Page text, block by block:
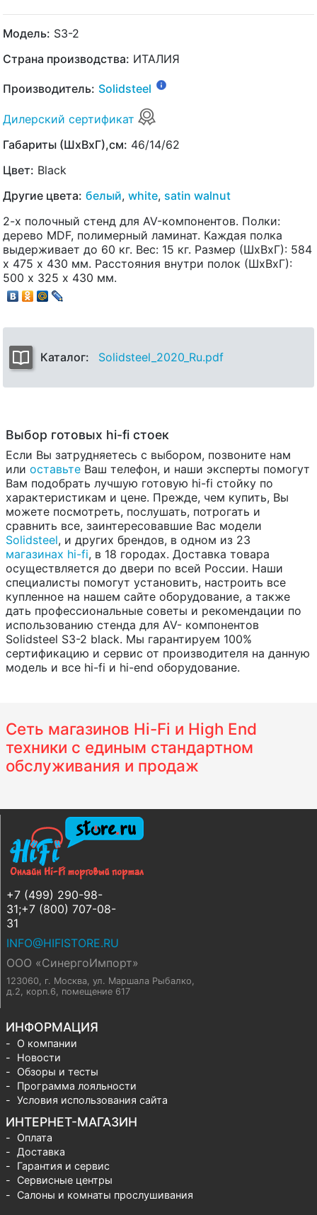
Модель: S3-2
Страна производства: ИТАЛИЯ
Производитель: Solidsteel
Дилерский сертификат
Габариты (ШхВхГ),см: 46/14/62
Цвет: Black
Другие цвета: белый, white, satin walnut
2-х полочный стенд для AV-компонентов. Полки:
дерево MDF, полимерный ламинат. Каждая полка
выдерживает до 60 кг. Вес: 15 кг. Размер (ШхВхГ): 584
х 475 х 430 мм. Расстояния внутри полок (ШхВхГ):
500 х 325 х 430 мм.
Каталог: Solidsteel_2020_Ru.pdf
Выбор готовых hi-fi стоек
Если Вы затрудняетесь с выбором, позвоните нам
или оставьте Ваш телефон, и наши эксперты помогут
Вам подобрать лучшую готовую hi-fi стойку по
характеристикам и цене. Прежде, чем купить, Вы
можете посмотреть, послушать, потрогать и
сравнить все, заинтересовавшие Вас модели
Solidsteel, и других брендов, в одном из 23
магазинах hi-fi, в 18 городах. Доставка товара
осуществляется до двери по всей России. Наши
специалисты помогут установить, настроить все
купленное на нашем сайте оборудование, а также
дать профессиональные советы и рекомендации по
использованию стенда для AV- компонентов
Solidsteel S3-2 black. Мы гарантируем 100%
сертификацию и сервис от производителя на данную
модель и все hi-fi и hi-end оборудование.
Сеть магазинов Hi-Fi и High End
техники с единым стандартном
обслуживания и продаж
+7 (499) 290-98-
31;+7 (800) 707-08-
31
INFO@HIFISTORE.RU
ООО «СинергоИмпорт»
123060, г. Москва, ул. Маршала Рыбалко,
д.2, корп.6, помещение 617
ИНФОРМАЦИЯ
О компании
Новости
Обзоры и тесты
Программа лояльности
Условия использования сайта
ИНТЕРНЕТ-МАГАЗИН
Оплата
Доставка
Гарантия и сервис
Сервисные центры
Салоны и комнаты прослушивания